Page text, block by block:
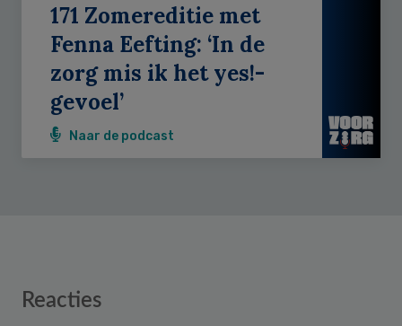
171 Zomereditie met
Fenna Eefting: ‘In de
zorg mis ik het yes!-
gevoel’
Naar de podcast
Reader
Reacties